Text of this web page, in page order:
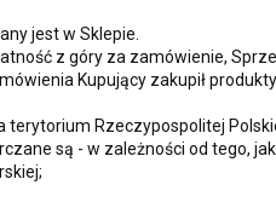
jest w Sklepie.
z góry za zamówienie,
Kupujący zakupił
terytorium Rzeczypospolitej
są - w zależności od tego,